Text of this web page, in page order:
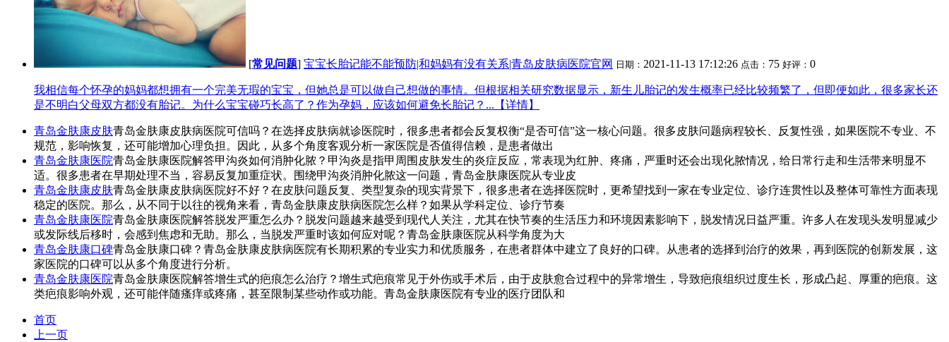
[常见问题] 宝宝长胎记能不能预防|和妈妈有没有关系|青岛皮肤病医院官网 日期： 2021-11-13 17:12:26 点击： 75 好评： 0
我相信每个怀孕的妈妈都想拥有一个完美无瑕的宝宝，但她总是可以做自己想做的事情。但根据相关研究数据显示，新生儿胎记的发生概率已经比较频繁了，但即便如此，很多家长还
是不明白父母双方都没有胎记。为什么宝宝碰巧长高了？作为孕妈，应该如何避免长胎记？...【详情】
青岛金肤康皮肤青岛金肤康皮肤病医院可信吗？在选择皮肤病就诊医院时，很多患者都会反复权衡“是否可信”这一核心问题。很多皮肤问题病程较长、反复性强，如果医院不专业、不
规范，影响恢复，还可能增加心理负担。因此，从多个角度客观分析一家医院是否值得信赖，是患者做出
青岛金肤康医院青岛金肤康医院解答甲沟炎如何消肿化脓？甲沟炎是指甲周围皮肤发生的炎症反应，常表现为红肿、疼痛，严重时还会出现化脓情况，给日常行走和生活带来明显不
适。很多患者在早期处理不当，容易反复加重症状。围绕甲沟炎消肿化脓这一问题，青岛金肤康医院从专业皮
青岛金肤康皮肤青岛金肤康皮肤病医院好不好？在皮肤问题反复、类型复杂的现实背景下，很多患者在选择医院时，更希望找到一家在专业定位、诊疗连贯性以及整体可靠性方面表现
稳定的医院。那么，从不同于以往的视角来看，青岛金肤康皮肤病医院怎么样？如果从学科定位、诊疗节奏
青岛金肤康医院青岛金肤康医院解答脱发严重怎么办？脱发问题越来越受到现代人关注，尤其在快节奏的生活压力和环境因素影响下，脱发情况日益严重。许多人在发现头发明显减少
或发际线后移时，会感到焦虑和无助。那么，当脱发严重时该如何应对呢？青岛金肤康医院从科学角度为大
青岛金肤康口碑青岛金肤康口碑？青岛金肤康皮肤病医院有长期积累的专业实力和优质服务，在患者群体中建立了良好的口碑。从患者的选择到治疗的效果，再到医院的创新发展，这
家医院的口碑可以从多个角度进行分析。
青岛金肤康医院青岛金肤康医院解答增生式的疤痕怎么治疗？增生式疤痕常见于外伤或手术后，由于皮肤愈合过程中的异常增生，导致疤痕组织过度生长，形成凸起、厚重的疤痕。这
类疤痕影响外观，还可能伴随瘙痒或疼痛，甚至限制某些动作或功能。青岛金肤康医院有专业的医疗团队和
首页
上一页